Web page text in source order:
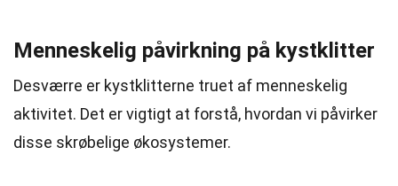
Menneskelig påvirkning på kystklitter
Desværre er kystklitterne truet af menneskelig
aktivitet. Det er vigtigt at forstå, hvordan vi påvirker
disse skrøbelige økosystemer.